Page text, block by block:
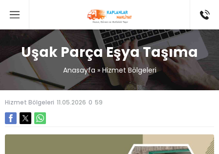
Uşak Parça Eşya Taşıma
Anasayfa » Hizmet Bölgeleri
Hizmet Bölgeleri 11.05.2026 0 59